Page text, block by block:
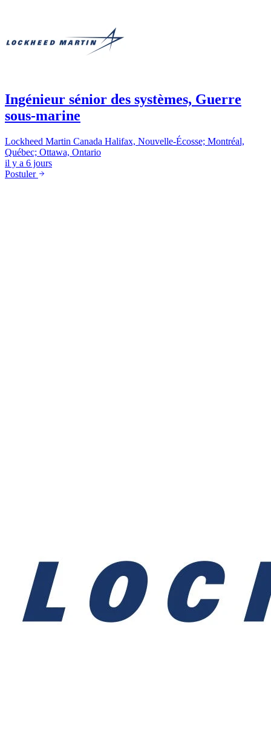
Ingénieur sénior des systèmes, Guerre
sous-marine
Lockheed Martin Canada Halifax, Nouvelle-Écosse; Montréal,
Québec; Ottawa, Ontario
il y a 6 jours
Postuler